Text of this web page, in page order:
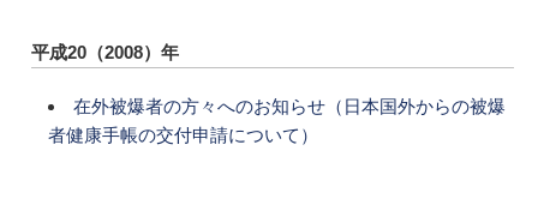
平成20（2008）年
在外被爆者の方々へのお知らせ（日本国外からの被爆
者健康手帳の交付申請について）